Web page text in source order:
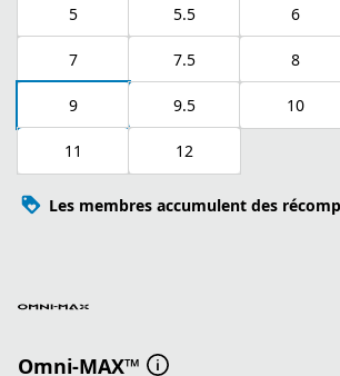
5 5.5 6
7 7.5 8
9 9.5 10
11 12
Les membres accumulent des
Omni-MAX™